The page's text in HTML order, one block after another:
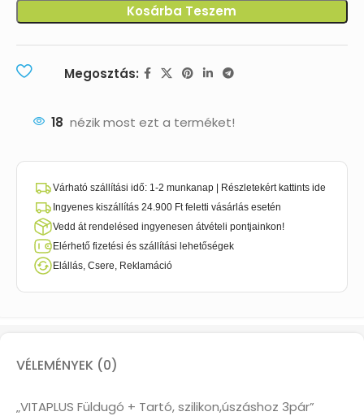
Kosárba Teszem
Megosztás:
18 nézik most ezt a terméket!
Várható szállítási idő: 1-2 munkanap | Részletekért kattints ide
Ingyenes kiszállítás 24.900 Ft feletti vásárlás esetén
Vedd át rendelésed ingyenesen átvételi pontjainkon!
Elérhető fizetési és szállítási lehetőségek
Elállás, Csere, Reklamáció
VÉLEMÉNYEK (0)
„VITAPLUS Füldugó + Tartó, szilikon,úszáshoz 3pár”